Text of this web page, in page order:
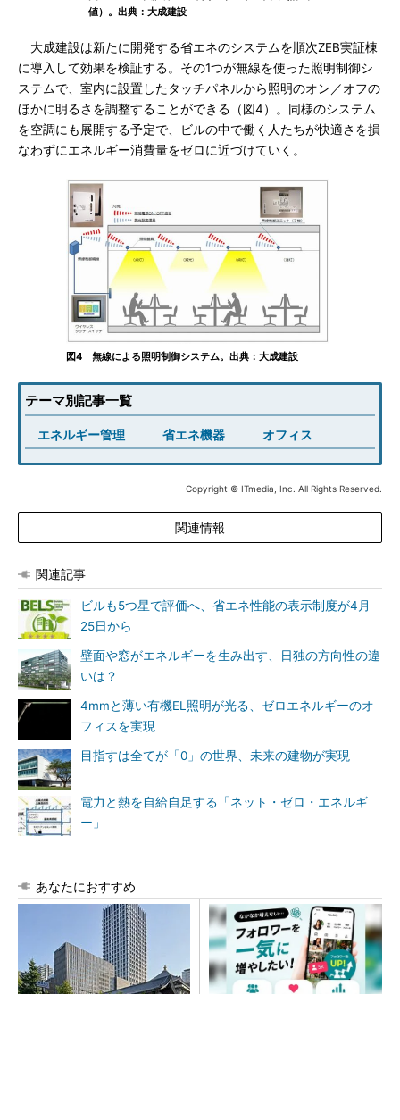
値）。出典：大成建設
大成建設は新たに開発する省エネのシステムを順次ZEB実証棟
に導入して効果を検証する。その1つが無線を使った照明制御シ
ステムで、室内に設置したタッチパネルから照明のオン／オフの
ほかに明るさを調整することができる（図4）。同様のシステム
を空調にも展開する予定で、ビルの中で働く人たちが快適さを損
なわずにエネルギー消費量をゼロに近づけていく。
図4 無線による照明制御システム。出典：大成建設
テーマ別記事一覧
エネルギー管理 省エネ機器 オフィス
Copyright © ITmedia, Inc. All Rights Reserved.
関連情報
関連記事
ビルも5つ星で評価へ、省エネ性能の表示制度が4月
25日から
壁面や窓がエネルギーを生み出す、日独の方向性の違
いは？
4mmと薄い有機EL照明が光る、ゼロエネルギーのオ
フィスを実現
目指すは全てが「0」の世界、未来の建物が実現
電力と熱を自給自足する「ネット・ゼロ・エネルギ
ー」
あなたにおすすめ